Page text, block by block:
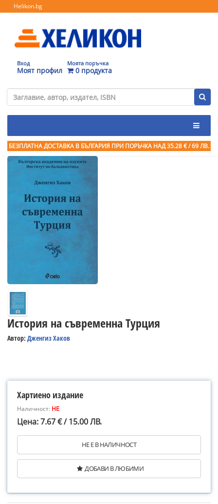
Helikon.bg
Вход
Моят профил
Моята поръчка
0 продукта
БЕЗПЛАТНА ДОСТАВКА В БЪЛГАРИЯ ПРИ ПОРЪЧКА НАД 35.28 € / 69 ЛВ.
История на съвременна Турция
Автор: Дженгиз Хаков
Хартиено издание
Наличност: НЕ
Цена: 7.67 € / 15.00 ЛВ.
НЕ Е В НАЛИЧНОСТ
ДОБАВИ В ЛЮБИМИ